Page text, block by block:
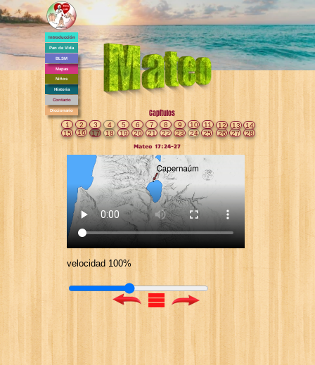
Introducción
Pan de Vida
BLSM
Mapas
Niños
Historia
Contacto
Diccionario
1 2 3 4 5 6
Capítulos
7 8 9 10 11 12 13
14
15
16 17 18 19 20 21 22 23 24 25 26 27
28
Mateo 17:24-27
velocidad 100%